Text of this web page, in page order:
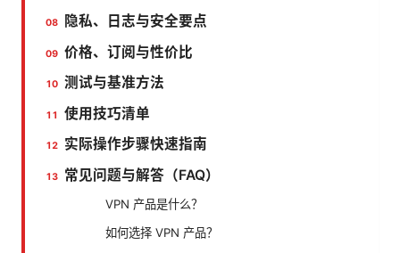
隐私、日志与安全要点
价格、订阅与性价比
测试与基准方法
使用技巧清单
实际操作步骤快速指南
常见问题与解答（FAQ）
VPN 产品是什么？
如何选择 VPN 产品？